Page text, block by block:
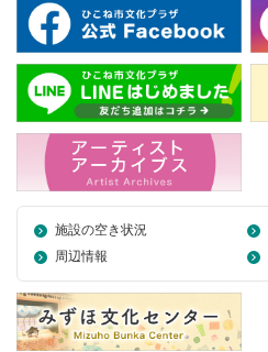
施設の空き状況
周辺情報